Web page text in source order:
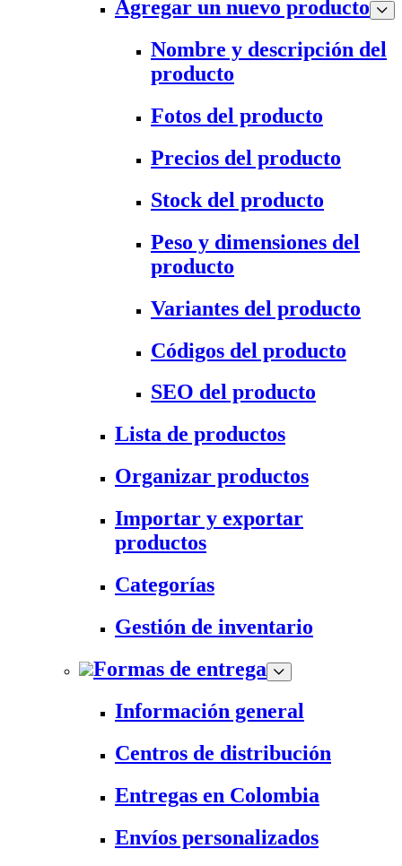
Agregar un nuevo producto
Nombre y descripción del
producto
Fotos del producto
Precios del producto
Stock del producto
Peso y dimensiones del
producto
Variantes del producto
Códigos del producto
SEO del producto
Lista de productos
Organizar productos
Importar y exportar
productos
Categorías
Gestión de inventario
Formas de entrega
Información general
Centros de distribución
Entregas en Colombia
Envíos personalizados